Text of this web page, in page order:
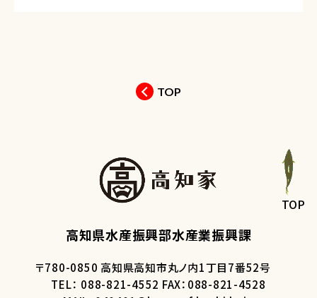
TOP
高知県水産振興部水産業振興課
〒780-0850 高知県高知市丸ノ内1丁目7番52号
TEL： 088-821-4552 FAX：088-821-4528
TOP